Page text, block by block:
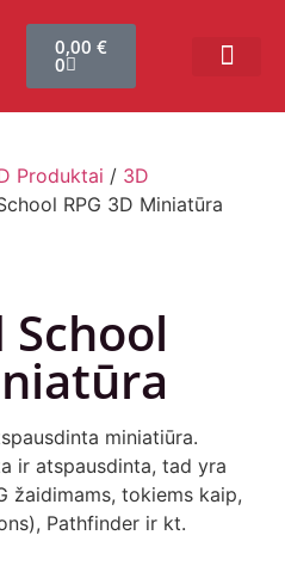
0,00€
0
Produktai / 3D
RPG 3D Miniatūra
miniatiūra.
ir atspausdinta, tad yra
žaidimams, tokiems kaip,
Pathfinder ir kt.